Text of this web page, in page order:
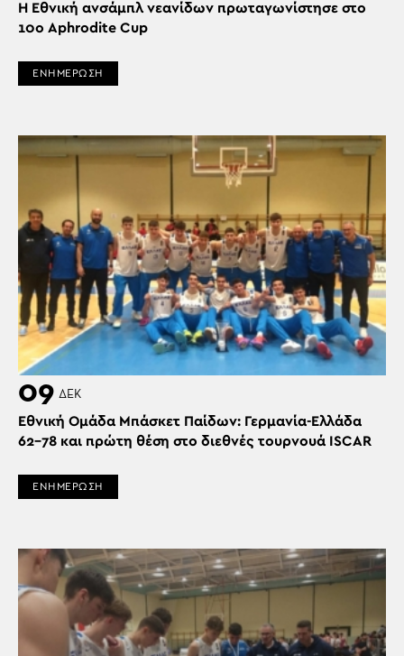
Η Εθνική ανσάμπλ νεανίδων πρωταγωνίστησε στο
10ο Aphrodite Cup
ΕΝΗΜΕΡΩΣΗ
09 ΔΕΚ
Εθνική Ομάδα Μπάσκετ Παίδων: Γερμανία-Ελλάδα
62-78 και πρώτη θέση στο διεθνές τουρνουά ISCAR
ΕΝΗΜΕΡΩΣΗ